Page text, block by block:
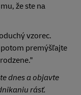
že ste na
vzorec.
potom premýšľajte
dnes a objavte
rásť.